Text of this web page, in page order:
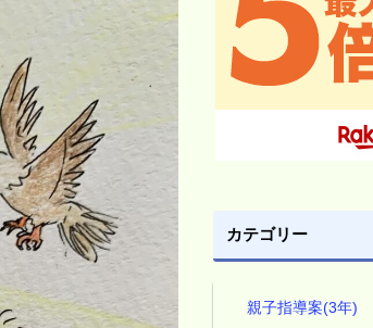
カテゴリー
親子指導案(3年)